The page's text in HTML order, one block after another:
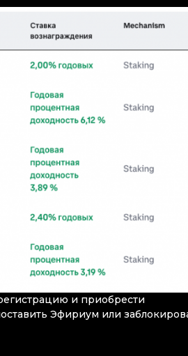
и приобрести
Эфириум или